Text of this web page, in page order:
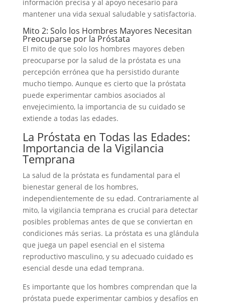
información precisa y al apoyo necesario para
mantener una vida sexual saludable y satisfactoria.
Mito 2: Solo los Hombres Mayores Necesitan
Preocuparse por la Próstata
El mito de que solo los hombres mayores deben
preocuparse por la salud de la próstata es una
percepción errónea que ha persistido durante
mucho tiempo. Aunque es cierto que la próstata
puede experimentar cambios asociados al
envejecimiento, la importancia de su cuidado se
extiende a todas las edades.
La Próstata en Todas las Edades:
Importancia de la Vigilancia
Temprana
La salud de la próstata es fundamental para el
bienestar general de los hombres,
independientemente de su edad. Contrariamente al
mito, la vigilancia temprana es crucial para detectar
posibles problemas antes de que se conviertan en
condiciones más serias. La próstata es una glándula
que juega un papel esencial en el sistema
reproductivo masculino, y su adecuado cuidado es
esencial desde una edad temprana.
Es importante que los hombres comprendan que la
próstata puede experimentar cambios y desafíos en